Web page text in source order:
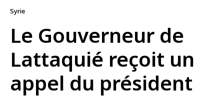
Syrie
Le Gouverneur de
Lattaquié reçoit un
appel du président